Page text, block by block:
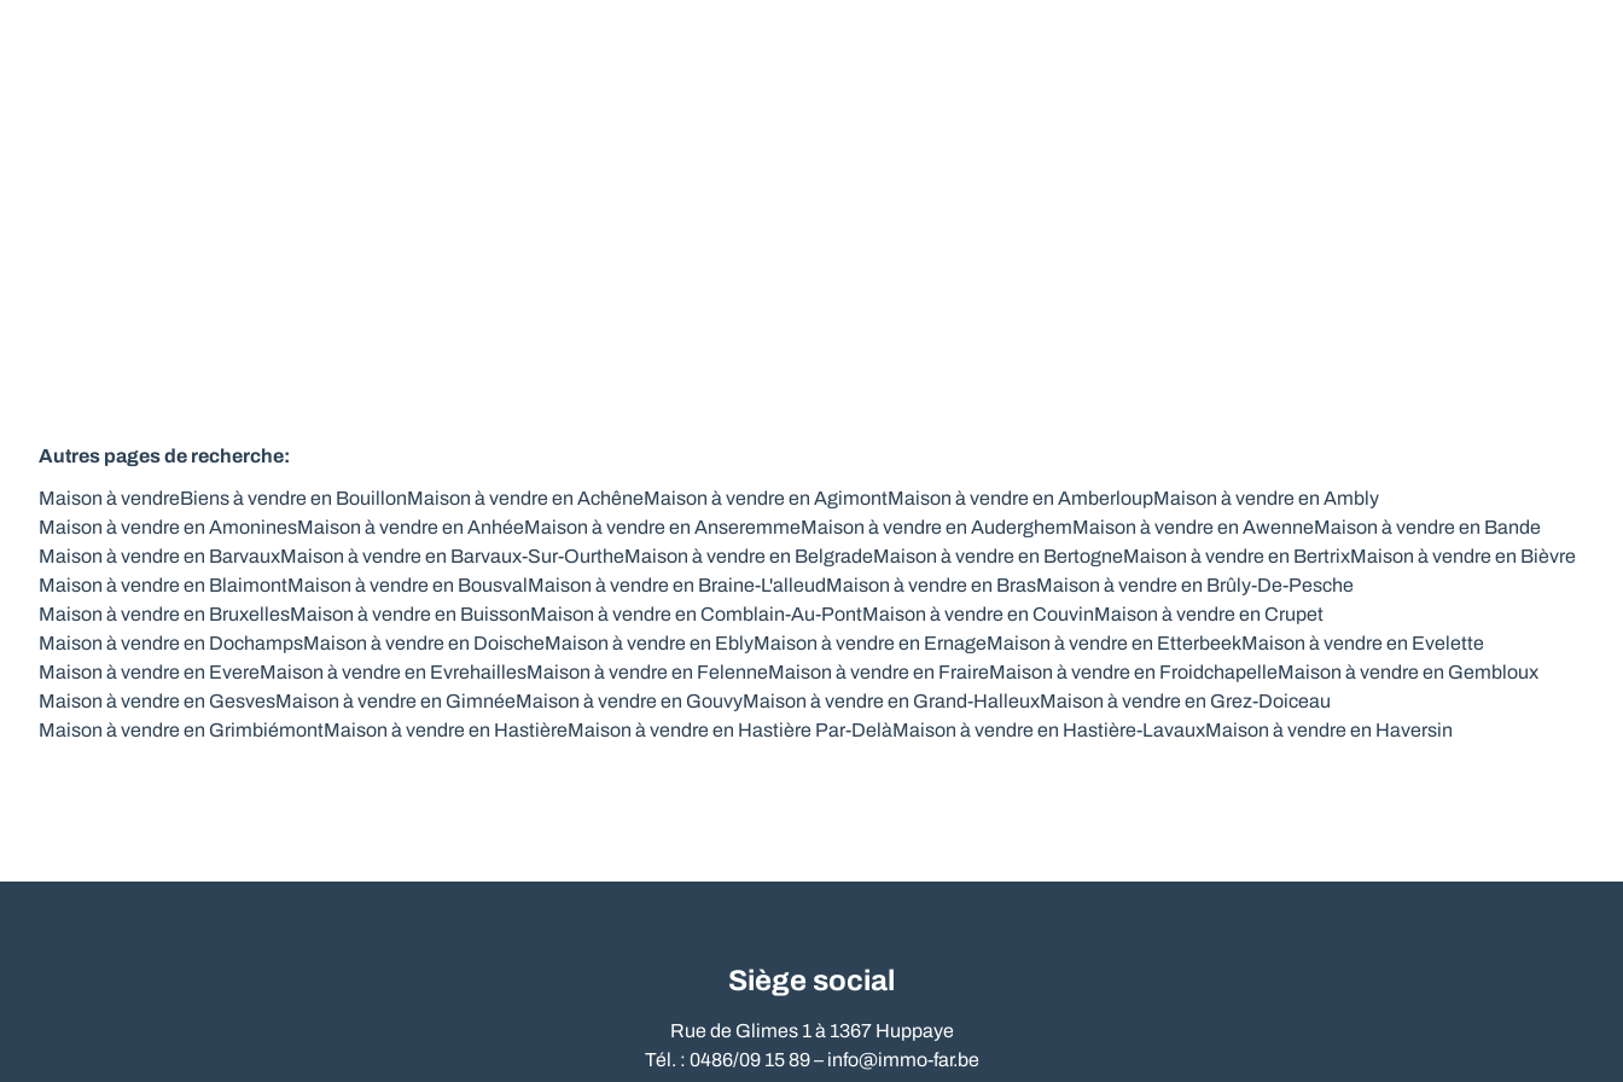
Autres pages de recherche:
Maison à vendreBiens à vendre en BouillonMaison à vendre en AchêneMaison à vendre en AgimontMaison à vendre en AmberloupMaison à vendre en Ambly
Maison à vendre en AmoninesMaison à vendre en AnhéeMaison à vendre en AnseremmeMaison à vendre en AuderghemMaison à vendre en AwenneMaison à vendre en Bande
Maison à vendre en BarvauxMaison à vendre en Barvaux-Sur-OurtheMaison à vendre en BelgradeMaison à vendre en BertogneMaison à vendre en BertrixMaison à vendre en Bièvre
Maison à vendre en BlaimontMaison à vendre en BousvalMaison à vendre en Braine-L'alleudMaison à vendre en BrasMaison à vendre en Brûly-De-Pesche
Maison à vendre en BruxellesMaison à vendre en BuissonMaison à vendre en Comblain-Au-PontMaison à vendre en CouvinMaison à vendre en Crupet
Maison à vendre en DochampsMaison à vendre en DoischeMaison à vendre en EblyMaison à vendre en ErnageMaison à vendre en EtterbeekMaison à vendre en Evelette
Maison à vendre en EvereMaison à vendre en EvrehaillesMaison à vendre en FelenneMaison à vendre en FraireMaison à vendre en FroidchapelleMaison à vendre en Gembloux
Maison à vendre en GesvesMaison à vendre en GimnéeMaison à vendre en GouvyMaison à vendre en Grand-HalleuxMaison à vendre en Grez-Doiceau
Maison à vendre en GrimbiémontMaison à vendre en HastièreMaison à vendre en Hastière Par-DelàMaison à vendre en Hastière-LavauxMaison à vendre en Haversin
Siège social
Rue de Glimes 1 à 1367 Huppaye
Tél. : 0486/09 15 89 –info@immo-far.be